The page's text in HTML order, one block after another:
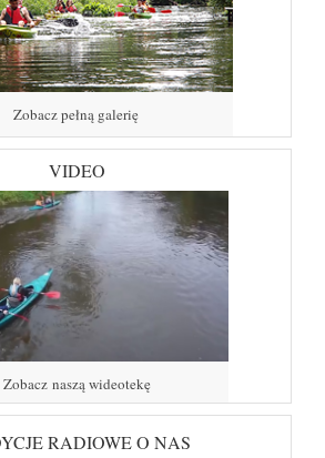
Zobacz pełną galerię
VIDEO
Zobacz naszą wideotekę
RADIOWE O NAS